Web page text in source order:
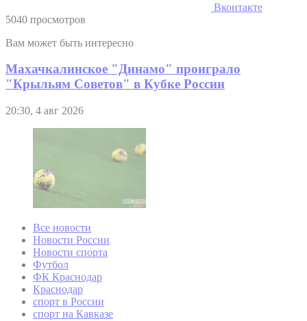
Вконтакте
5040 просмотров
Вам может быть интересно
Махачкалинское "Динамо" проиграло
"Крыльям Советов" в Кубке России
20:30, 4 авг 2026
Все новости
Новости России
Новости спорта
Футбол
ФК Краснодар
Краснодар
спорт в России
спорт на Кавказе